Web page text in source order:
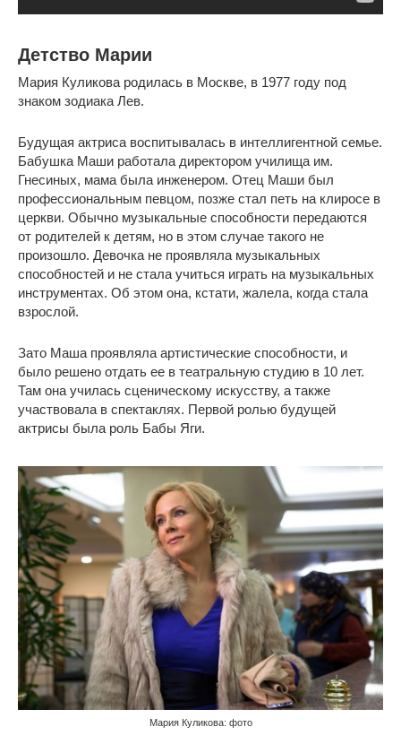
Детство Марии
Мария Куликова родилась в Москве, в 1977 году под
знаком зодиака Лев.
Будущая актриса воспитывалась в интеллигентной семье.
Бабушка Маши работала директором училища им.
Гнесиных, мама была инженером. Отец Маши был
профессиональным певцом, позже стал петь на клиросе в
церкви. Обычно музыкальные способности передаются
от родителей к детям, но в этом случае такого не
произошло. Девочка не проявляла музыкальных
способностей и не стала учиться играть на музыкальных
инструментах. Об этом она, кстати, жалела, когда стала
взрослой.
Зато Маша проявляла артистические способности, и
было решено отдать ее в театральную студию в 10 лет.
Там она училась сценическому искусству, а также
участвовала в спектаклях. Первой ролью будущей
актрисы была роль Бабы Яги.
Мария Куликова: фото